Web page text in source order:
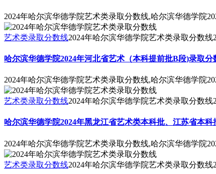
2024年哈尔滨华德学院艺术类录取分数线,哈尔滨华德学院
艺术类录取分数线2024年哈尔滨华德学院艺术类录取分数线
哈尔滨华德学院2024年河北省艺术（本科提前批B段)录取分
2024年哈尔滨华德学院艺术类录取分数线,哈尔滨华德学院
艺术类录取分数线2024年哈尔滨华德学院艺术类录取分数线
哈尔滨华德学院2024年黑龙江省艺术类本科批、江苏省本
2024年哈尔滨华德学院艺术类录取分数线,哈尔滨华德学院
艺术类录取分数线2024年哈尔滨华德学院艺术类录取分数线